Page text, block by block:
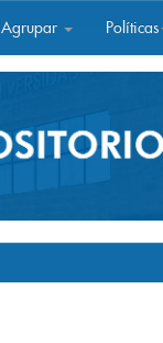
Agrupar Políticas